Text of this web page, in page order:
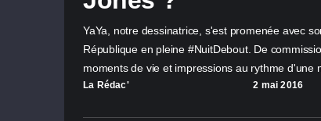
YaYa, notre dessinatrice, s'est promenée avec
République en pleine #NuitDebout. De
moments de vie et impressions au rythme d'une
La Rédac' 2 mai 2016